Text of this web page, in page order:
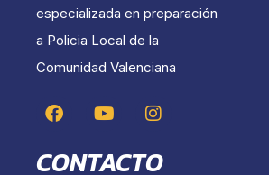
especializada en preparación
a Policia Local de la
Comunidad Valenciana
CONTACTO